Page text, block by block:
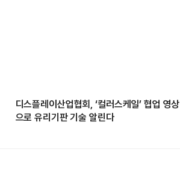
디스플레이산업협회, ‘컬러스케일’ 협업 영상
으로 유리기판 기술 알린다